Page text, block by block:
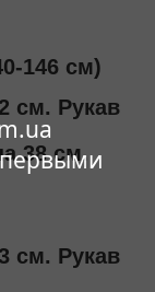
первыми
146 см)
см. Рукав
38 см.
см. Рукав